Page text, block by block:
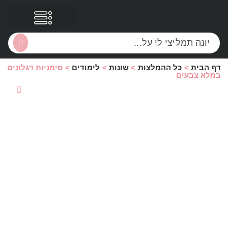
דף הבית > כל ההמלצות > שונות > לימודים > סימניות דגלונים
במלא צבעים